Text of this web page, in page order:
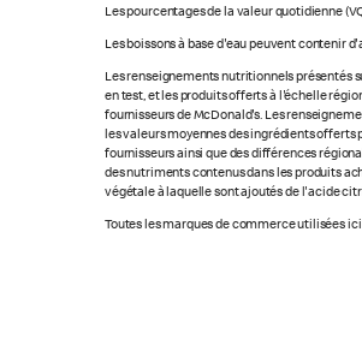
Les pourcentages de la valeur quotidienne
Les boissons à base d'eau peuvent contenir
Les renseignements nutritionnels présentés
en test, et les produits offerts à l'échelle
fournisseurs de McDonald's. Les
les valeurs moyennes des ingrédients
fournisseurs ainsi que des différences
des nutriments contenus dans les produits
végétale à laquelle sont ajoutés de l'acide
Toutes les marques de commerce utilisées